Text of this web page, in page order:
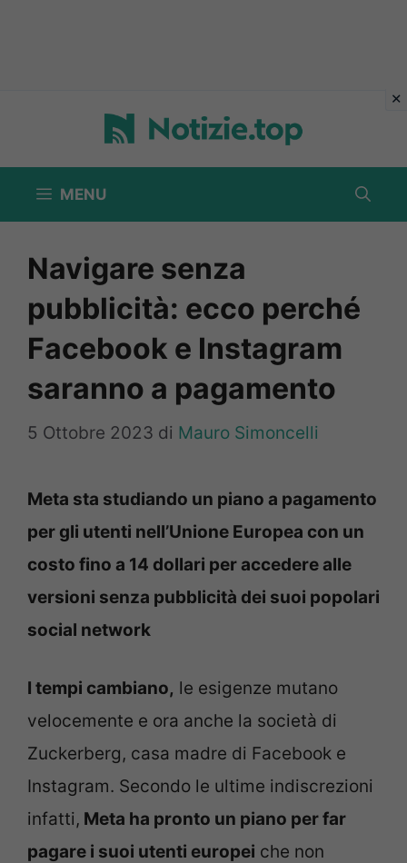
contenuto
MENU
Navigare senza
pubblicità: ecco perché
Facebook e Instagram
saranno a pagamento
5 Ottobre 2023 di Mauro Simoncelli
Meta sta studiando un piano a pagamento
per gli utenti nell’Unione Europea con un
costo fino a 14 dollari per accedere alle
versioni senza pubblicità dei suoi popolari
social network
I tempi cambiano, le esigenze mutano
velocemente e ora anche la società di
Zuckerberg, casa madre di Facebook e
Instagram. Secondo le ultime indiscrezioni
infatti, Meta ha pronto un piano per far
pagare i suoi utenti europei che non